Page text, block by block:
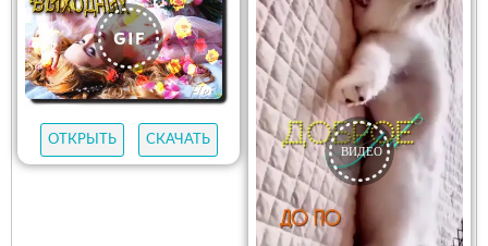
ОТКРЫТЬ СКАЧАТЬ